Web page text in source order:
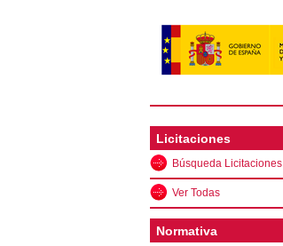
Licitaciones
Búsqueda Licitaciones
Ver Todas
Normativa